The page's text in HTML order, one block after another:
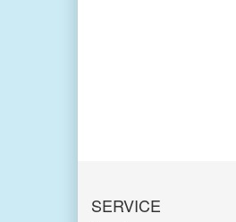
SERVICE